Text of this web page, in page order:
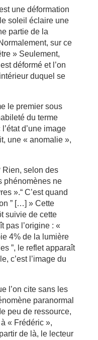
une déformation
soleil éclaire une
partie de la
sur ce
» Seulement,
déformé et l’on
duquel se
le premier sous
du terme
d’une image
une « anomalie »,
Rien, selon des
phénomènes ne
».“ C’est quand
” […] » Cette
suivie de cette
pas l’origine : «
4% de la lumière
”, le reflet apparaît
c’est l’image du
l’on cite sans les
paranormal
peu de ressource,
« Frédéric »,
de là, le lecteur